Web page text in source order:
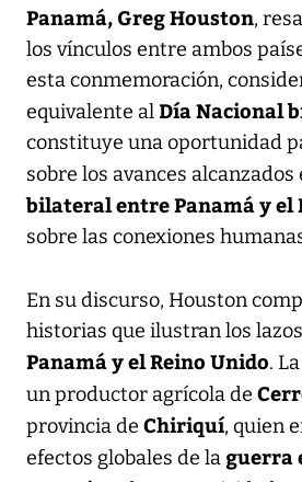
Panamá, Greg Houston,
los vínculos entre ambos
esta conmemoración,
equivalente al Día Nacional
constituye una oportunidad
sobre los avances alcanzados
bilateral entre Panamá y el
sobre las conexiones
En su discurso, Houston
historias que ilustran los
Panamá y el Reino Unido.
un productor agrícola de
provincia de Chiriquí, quien
efectos globales de la guerra